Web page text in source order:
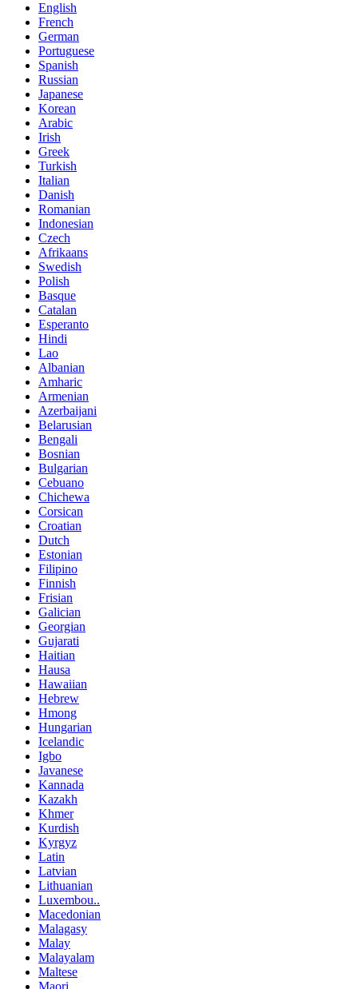
English
French
German
Portuguese
Spanish
Russian
Japanese
Korean
Arabic
Irish
Greek
Turkish
Italian
Danish
Romanian
Indonesian
Czech
Afrikaans
Swedish
Polish
Basque
Catalan
Esperanto
Hindi
Lao
Albanian
Amharic
Armenian
Azerbaijani
Belarusian
Bengali
Bosnian
Bulgarian
Cebuano
Chichewa
Corsican
Croatian
Dutch
Estonian
Filipino
Finnish
Frisian
Galician
Georgian
Gujarati
Haitian
Hausa
Hawaiian
Hebrew
Hmong
Hungarian
Icelandic
Igbo
Javanese
Kannada
Kazakh
Khmer
Kurdish
Kyrgyz
Latin
Latvian
Lithuanian
Luxembou..
Macedonian
Malagasy
Malay
Malayalam
Maltese